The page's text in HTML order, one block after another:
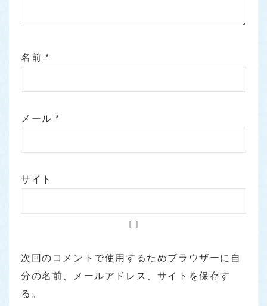
名前 *
メール*
サイト
次回のコメントで使用するためブラウザーに自
分の名前、メールアドレス、サイトを保存す
る。